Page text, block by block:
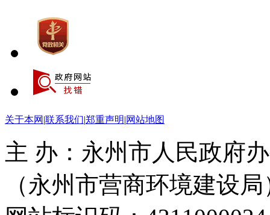
关于本网 |联系我们|郑重声明|网站地图
主 办：永州市人民政府
（永州市营商环境建设局